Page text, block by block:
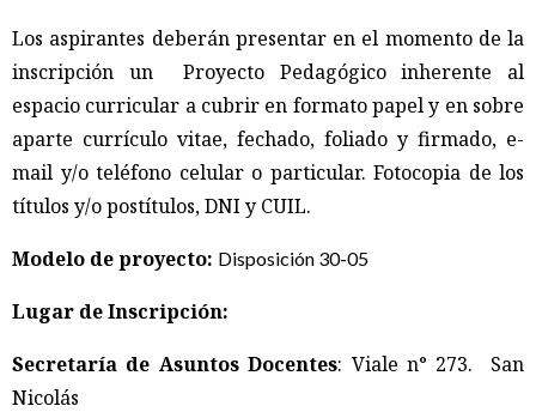
Los aspirantes deberán presentar en el momento de la
inscripción un Proyecto Pedagógico inherente al
espacio curricular a cubrir en formato papel y en sobre
aparte currículo vitae, fechado, foliado y firmado, e-
mail y/o teléfono celular o particular. Fotocopia de los
títulos y/o postítulos, DNI y CUIL.
Modelo de proyecto: Disposición 30-05
Lugar de Inscripción:
Secretaría de Asuntos Docentes: Viale n° 273. San
Nicolás